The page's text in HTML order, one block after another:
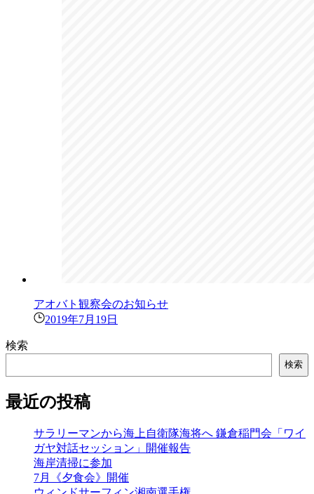
アオバト観察会のお知らせ
2019年7月19日
検索
検索
最近の投稿
サラリーマンから海上自衛隊海将へ 鎌倉稲門会「ワイ
ガヤ対話セッション」開催報告
海岸清掃に参加
7月《夕食会》開催